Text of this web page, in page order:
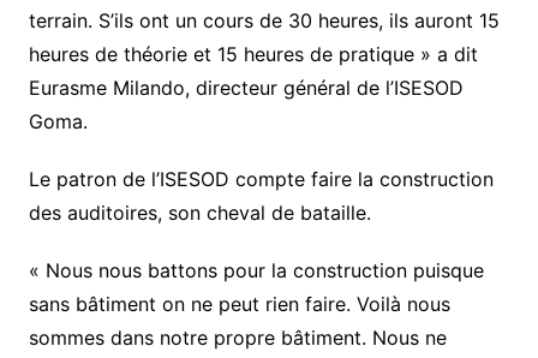
terrain. S’ils ont un cours de 30 heures, ils auront 15
heures de théorie et 15 heures de pratique » a dit
Eurasme Milando, directeur général de l’ISESOD
Goma.
Le patron de l’ISESOD compte faire la construction
des auditoires, son cheval de bataille.
« Nous nous battons pour la construction puisque
sans bâtiment on ne peut rien faire. Voilà nous
sommes dans notre propre bâtiment. Nous ne